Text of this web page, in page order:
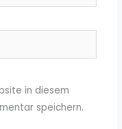
in diesem
speichern.